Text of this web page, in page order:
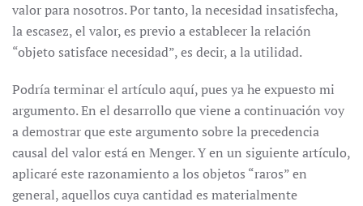
valor para nosotros. Por tanto, la necesidad insatisfecha,
la escasez, el valor, es previo a establecer la relación
“objeto satisface necesidad”, es decir, a la utilidad.
Podría terminar el artículo aquí, pues ya he expuesto mi
argumento. En el desarrollo que viene a continuación voy
a demostrar que este argumento sobre la precedencia
causal del valor está en Menger. Y en un siguiente artículo,
aplicaré este razonamiento a los objetos “raros” en
general, aquellos cuya cantidad es materialmente